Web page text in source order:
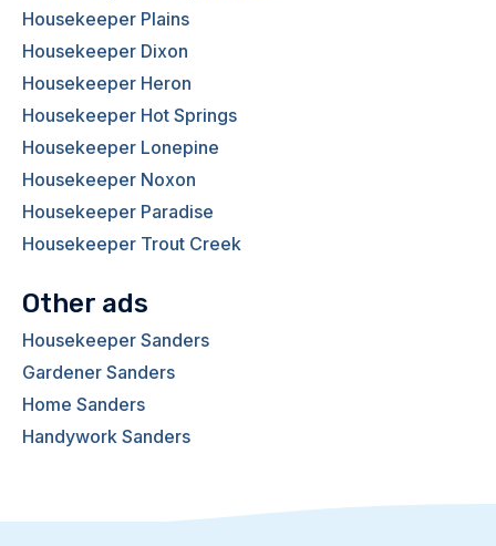
Housekeeper Plains
Housekeeper Dixon
Housekeeper Heron
Housekeeper Hot Springs
Housekeeper Lonepine
Housekeeper Noxon
Housekeeper Paradise
Housekeeper Trout Creek
Other ads
Housekeeper Sanders
Gardener Sanders
Home Sanders
Handywork Sanders